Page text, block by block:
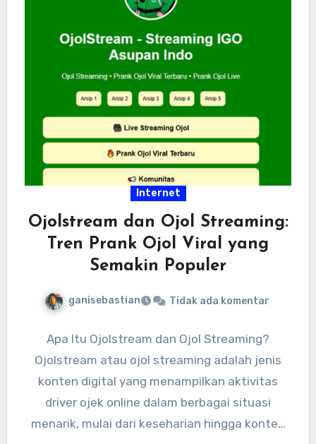
Internet
Ojolstream dan Ojol Streaming:
Tren Prank Ojol Viral yang
Semakin Populer
ganisebastian Tidak ada komentar
Apa Itu Ojolstream dan Ojol Streaming?
Ojolstream atau ojol streaming adalah jenis
konten digital yang menampilkan aktivitas
driver ojek online dalam berbagai situasi
menarik, mulai dari keseharian hingga konten